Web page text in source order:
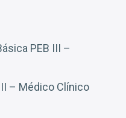
PEB III –
– Médico Clínico